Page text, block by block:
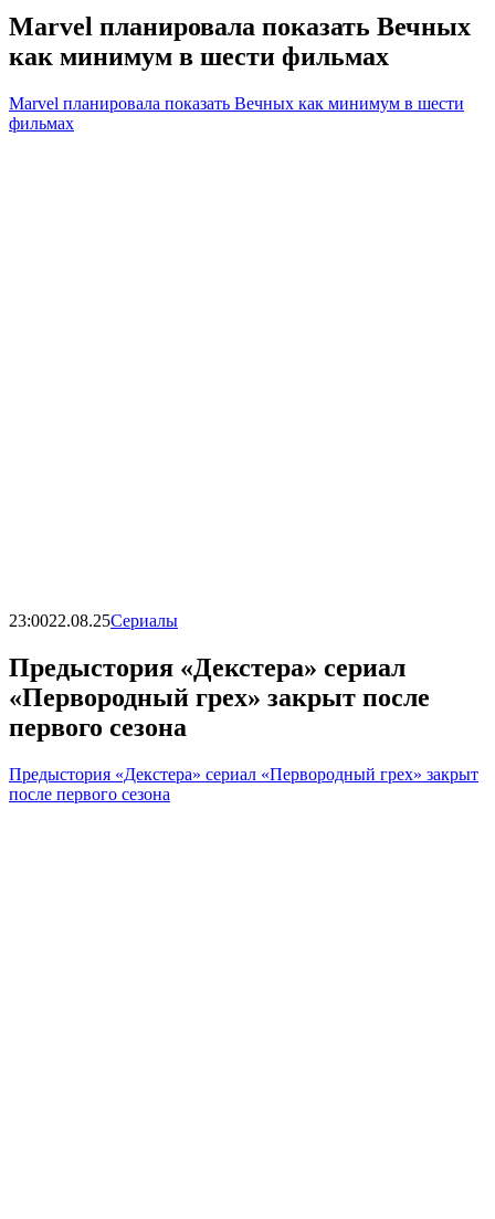
Marvel планировала показать Вечных
как минимум в шести фильмах
Marvel планировала показать Вечных как минимум в шести
фильмах
23:0022.08.25Сериалы
Предыстория «Декстера» сериал
«Первородный грех» закрыт после
первого сезона
Предыстория «Декстера» сериал «Первородный грех» закрыт
после первого сезона